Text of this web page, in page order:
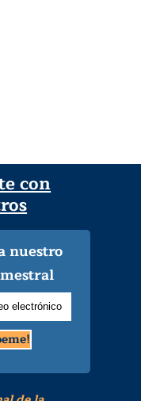
con
nuestro